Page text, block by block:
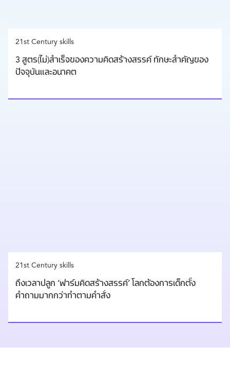
21st Century skills
3 สูตร(ไม่)สำเร็จของความคิดสร้างสรรค์ ทักษะสำคัญของ
ปัจจุบันและอนาคต
21st Century skills
ถึงเวลาปลูก ‘ฟาร์มคิดสร้างสรรค์’ โลกต้องการเด็กตั้ง
คำถามมากกว่าทำตามคำสั่ง